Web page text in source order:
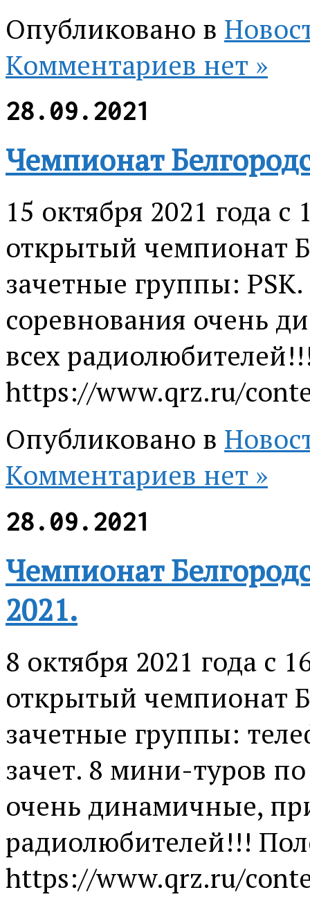
Опубликовано в
Комментариев нет »
28.09.2021
Чемпионат
15 октября 2021 года
открытый чемпионат
зачетные группы:
соревнования очень
всех
https://www.qrz.ru/
Опубликовано в
Комментариев нет »
28.09.2021
Чемпионат
2021.
8 октября 2021 года с
открытый чемпионат
зачетные группы:
зачет. 8 мини-туров
очень динамичные,
радиолюбителей!!!
https://www.qrz.ru/